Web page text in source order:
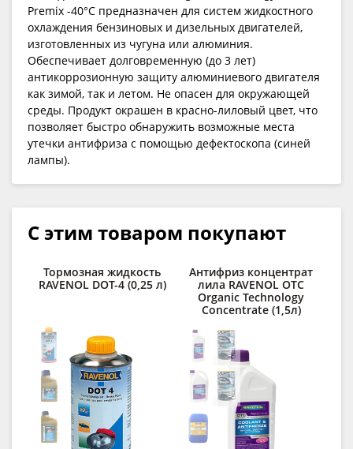
Premix -40°C предназначен для систем жидкостного
охлаждения бензиновых и дизельных двигателей,
изготовленных из чугуна или алюминия.
Обеспечивает долговременную (до 3 лет)
антикоррозионную защиту алюминиевого двигателя
как зимой, так и летом. Не опасен для окружающей
среды. Продукт окрашен в красно-лиловый цвет, что
позволяет быстро обнаружить возможные места
утечки антифриза с помощью дефектоскопа (синей
лампы).
С этим товаром покупают
Тормозная жидкость
RAVENOL DOT-4 (0,25 л)
Антифриз концентрат
лила RAVENOL OTC
Organic Technology
Concentrate (1,5л)